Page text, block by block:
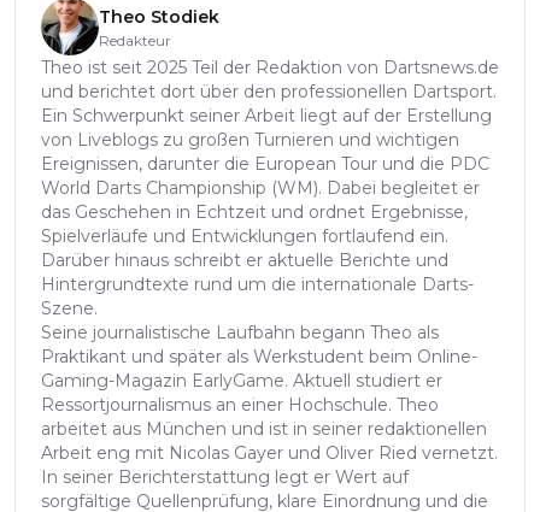
Theo Stodiek
Redakteur
Theo ist seit 2025 Teil der Redaktion von Dartsnews.de
und berichtet dort über den professionellen Dartsport.
Ein Schwerpunkt seiner Arbeit liegt auf der Erstellung
von Liveblogs zu großen Turnieren und wichtigen
Ereignissen, darunter die European Tour und die PDC
World Darts Championship (WM). Dabei begleitet er
das Geschehen in Echtzeit und ordnet Ergebnisse,
Spielverläufe und Entwicklungen fortlaufend ein.
Darüber hinaus schreibt er aktuelle Berichte und
Hintergrundtexte rund um die internationale Darts-
Szene.
Seine journalistische Laufbahn begann Theo als
Praktikant und später als Werkstudent beim Online-
Gaming-Magazin EarlyGame. Aktuell studiert er
Ressortjournalismus an einer Hochschule. Theo
arbeitet aus München und ist in seiner redaktionellen
Arbeit eng mit Nicolas Gayer und Oliver Ried vernetzt.
In seiner Berichterstattung legt er Wert auf
sorgfältige Quellenprüfung, klare Einordnung und die